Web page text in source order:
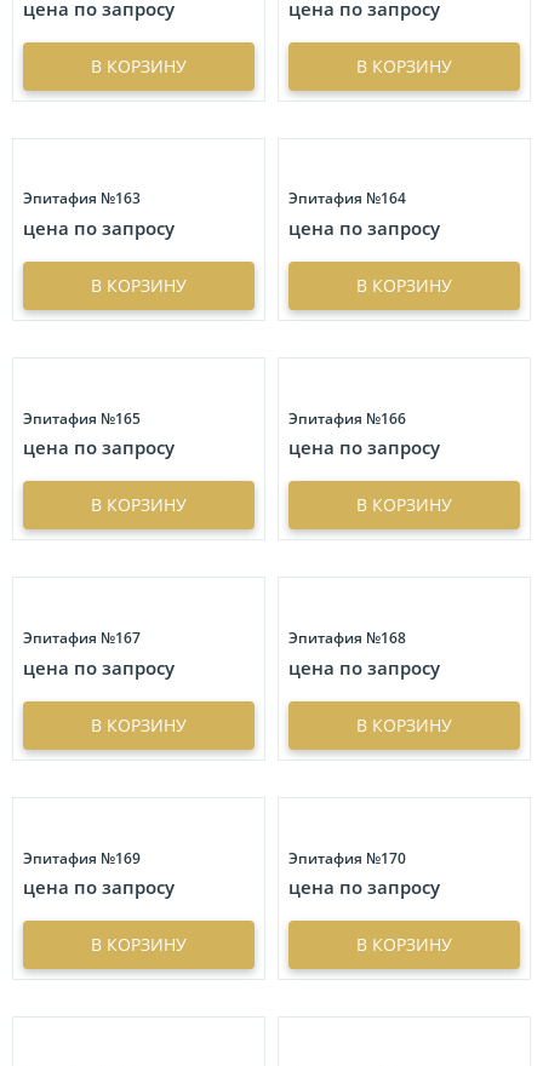
цена по запросу
В КОРЗИНУ
цена по запросу
В КОРЗИНУ
Эпитафия №163
цена по запросу
В КОРЗИНУ
Эпитафия №164
цена по запросу
В КОРЗИНУ
Эпитафия №165
цена по запросу
В КОРЗИНУ
Эпитафия №166
цена по запросу
В КОРЗИНУ
Эпитафия №167
цена по запросу
В КОРЗИНУ
Эпитафия №168
цена по запросу
В КОРЗИНУ
Эпитафия №169
цена по запросу
В КОРЗИНУ
Эпитафия №170
цена по запросу
В КОРЗИНУ